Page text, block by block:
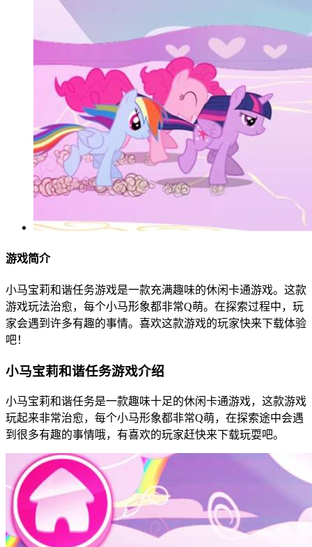
游戏简介
小马宝莉和谐任务游戏是一款充满趣味的休闲卡通游戏。这款
游戏玩法治愈，每个小马形象都非常Q萌。在探索过程中，玩
家会遇到许多有趣的事情。喜欢这款游戏的玩家快来下载体验
吧！
小马宝莉和谐任务游戏介绍
小马宝莉和谐任务是一款趣味十足的休闲卡通游戏，这款游戏
玩起来非常治愈，每个小马形象都非常Q萌，在探索途中会遇
到很多有趣的事情哦，有喜欢的玩家赶快来下载玩耍吧。